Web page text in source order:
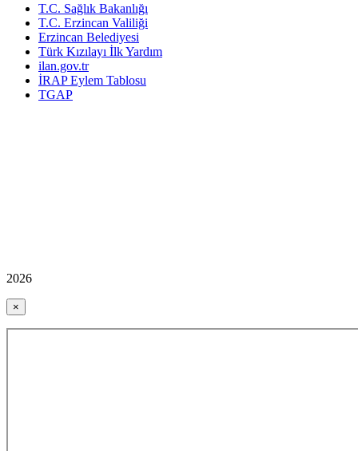
T.C. Sağlık Bakanlığı
T.C. Erzincan Valiliği
Erzincan Belediyesi
Türk Kızılayı İlk Yardım
ilan.gov.tr
İRAP Eylem Tablosu
TGAP
2026
×